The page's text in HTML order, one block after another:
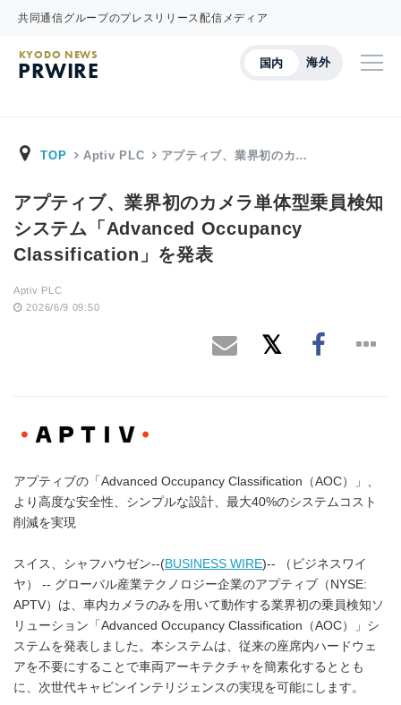
共同通信グループのプレスリリース配信メディア
国内 海外
KYODO NEWS
PRWIRE
TOP Aptiv PLC アプティブ、業界初のカ…
アプティブ、業界初のカメラ単体型乗員検知
システム「Advanced Occupancy
Classification」を発表
Aptiv PLC
2026/6/9 09:50
アプティブの「Advanced Occupancy Classification（AOC）」、
より高度な安全性、シンプルな設計、最大40%のシステムコスト
削減を実現
スイス、シャフハウゼン--(BUSINESS WIRE)-- （ビジネスワイ
ヤ） -- グローバル産業テクノロジー企業のアプティブ（NYSE:
APTV）は、車内カメラのみを用いて動作する業界初の乗員検知ソ
リューション「Advanced Occupancy Classification（AOC）」シ
ステムを発表しました。本システムは、従来の座席内ハードウェ
アを不要にすることで車両アーキテクチャを簡素化するととも
に、次世代キャビンインテリジェンスの実現を可能にします。